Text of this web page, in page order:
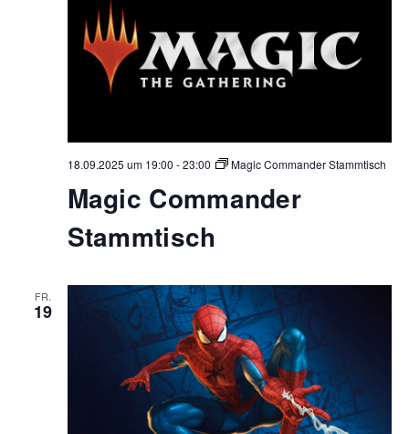
18.09.2025 um 19:00 -23:00 Magic Commander Stammtisch
Magic Commander
Stammtisch
FR.
19